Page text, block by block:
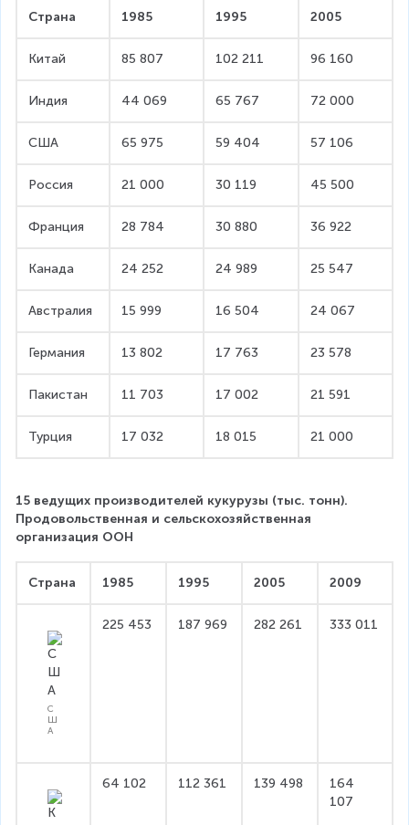
Страна 1985 1995 2005
Китай 85 807 102 211 96 160
Индия 44 069 65 767 72 000
США 65 975 59 404 57 106
Россия 21 000 30 119 45 500
Франция 28 784 30 880 36 922
Канада 24 252 24 989 25 547
Австралия 15 999 16 504 24 067
Германия 13 802 17 763 23 578
Пакистан 11 703 17 002 21 591
Турция 17 032 18 015 21 000
15 ведущих производителей кукурузы (тыс. тонн).
Продовольственная и сельскохозяйственная
организация ООН
Страна 1985 1995 2005 2009
С
Ш
А
225 453 187 969 282 261 333 011
64 102 112 361 139 498
164
107